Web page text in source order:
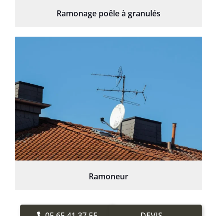
Ramonage poêle à granulés
Ramoneur